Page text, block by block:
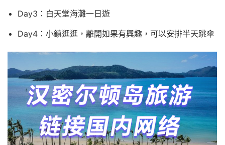
Day3：白天堂海灘一日遊
Day4：小鎮逛逛，離開如果有興趣，可以安排半天跳傘